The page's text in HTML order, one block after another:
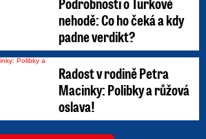
nehodě: Co ho čeká a kdy
padne verdikt?
Radost v rodině Petra
Macinky: Polibky a růžová
oslava!